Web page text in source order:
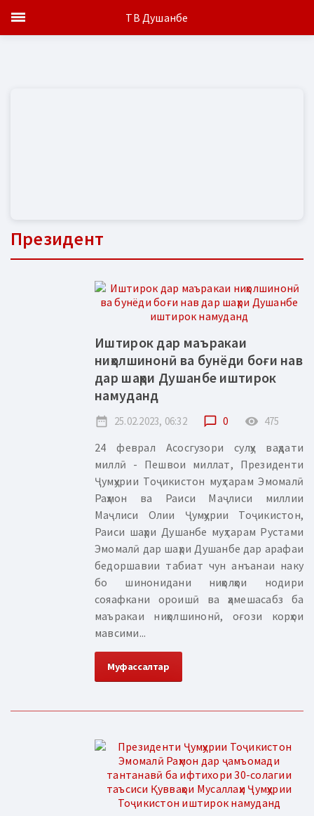
Президент
Иштирок дар маъракаи
ниҳолшинонӣ ва бунёди боғи нав
дар шаҳри Душанбе иштирок
намуданд
date_range 25.02.2023, 06:32 chat_bubble_outline 0 remove_red_eye 475
24 феврал Асосгузори сулҳу ваҳдати
миллӣ - Пешвои миллат, Президенти
Ҷумҳурии Тоҷикистон муҳтарам Эмомалӣ
Раҳмон ва Раиси Маҷлиси миллии
Маҷлиси Олии Ҷумҳурии Тоҷикистон,
Раиси шаҳри Душанбе муҳтарам Рустами
Эмомалӣ дар шаҳри Душанбе дар арафаи
бедоршавии табиат чун анъанаи наку
бо шинонидани ниҳолҳои нодири
сояафкани ороишӣ ва ҳамешасабз ба
маъракаи ниҳолшинонӣ, оғози корҳои
мавсими...
Муфассалтар
ТВ Душанбе